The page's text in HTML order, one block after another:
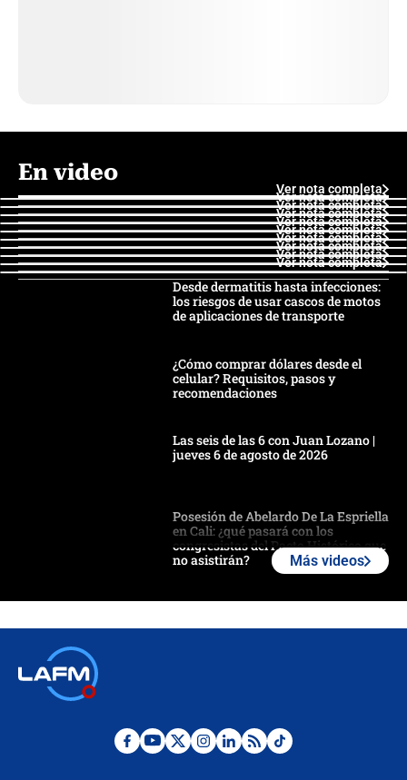
En video
Ver nota completa
Ver nota completa
Ver nota completa
Ver nota completa
Ver nota completa
Ver nota completa
Ver nota completa
Ver nota completa
Ver nota completa
Ver nota completa
Desde dermatitis hasta infecciones:
los riesgos de usar cascos de motos
de aplicaciones de transporte
¿Cómo comprar dólares desde el
celular? Requisitos, pasos y
recomendaciones
Las seis de las 6 con Juan Lozano |
jueves 6 de agosto de 2026
Posesión de Abelardo De La Espriella
en Cali: ¿qué pasará con los
congresistas del Pacto Histórico que
no asistirán?
¿Por qué De la Espriella gobernará
Más videos